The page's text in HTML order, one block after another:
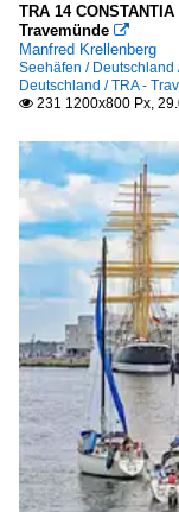
TRA 14
Travemünde 
Manfred Krellenberg
Seehäfen /
Deutschland / TRA -
 231 1200x800 Px,